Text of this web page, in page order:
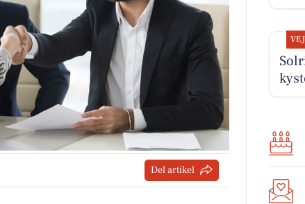
Del artikel